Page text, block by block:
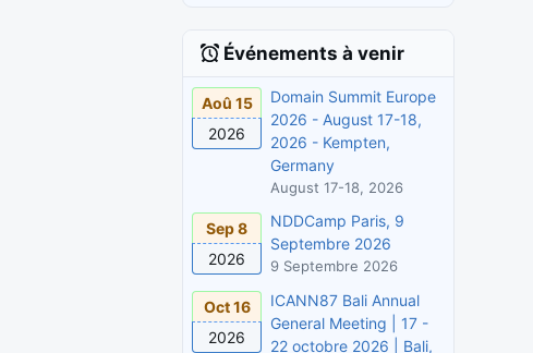
Événements à venir
Aoû 15
2026
Domain Summit Europe
2026 - August 17-18,
2026 - Kempten,
Germany
August 17-18, 2026
Sep 8
2026
NDDCamp Paris, 9
Septembre 2026
9 Septembre 2026
Oct 16
2026
ICANN87 Bali Annual
General Meeting | 17 -
22 octobre 2026 | Bali,